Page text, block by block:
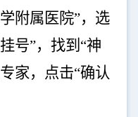
附属医院”，选
号”，找到“神
家，点击“确认